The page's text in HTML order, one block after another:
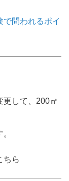
問われるポイ
更して、200㎡
ちら